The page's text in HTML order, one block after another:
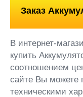
Заказ
В интернет-
купить
соотношением
сайте Вы можете
техническими